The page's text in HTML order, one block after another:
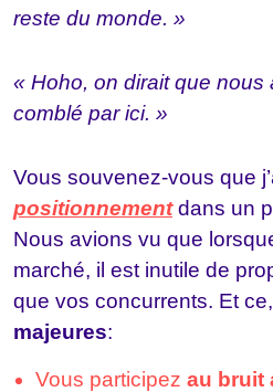
reste du monde. »
« Hoho, on dirait que
comblé par ici. »
Vous souvenez-vous que
positionnementdans un
Nous avions vu que
marché, il est inutile de
que vos concurrents. Et
majeures:
Vous participez au bruit